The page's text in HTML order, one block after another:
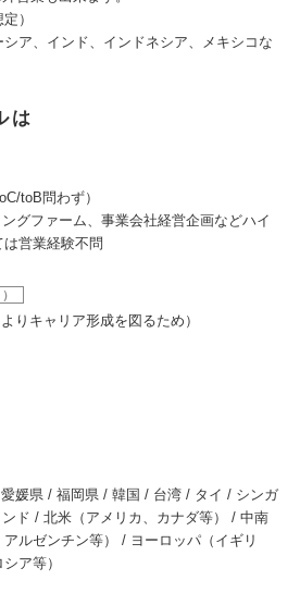
）
ア、インド、インドネシア、メキシコな
は
toB問わず）
グファーム、事業会社経営企画などハイ
営業経験不問
りキャリア形成を図るため）
媛県 / 福岡県 / 韓国 / 台湾 / タイ / シンガ
ド / 北米（アメリカ、カナダ等） / 中南
ルゼンチン等） / ヨーロッパ（イギリ
ア等）